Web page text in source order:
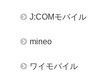
J:COMモバイル
mineo
ワイモバイル